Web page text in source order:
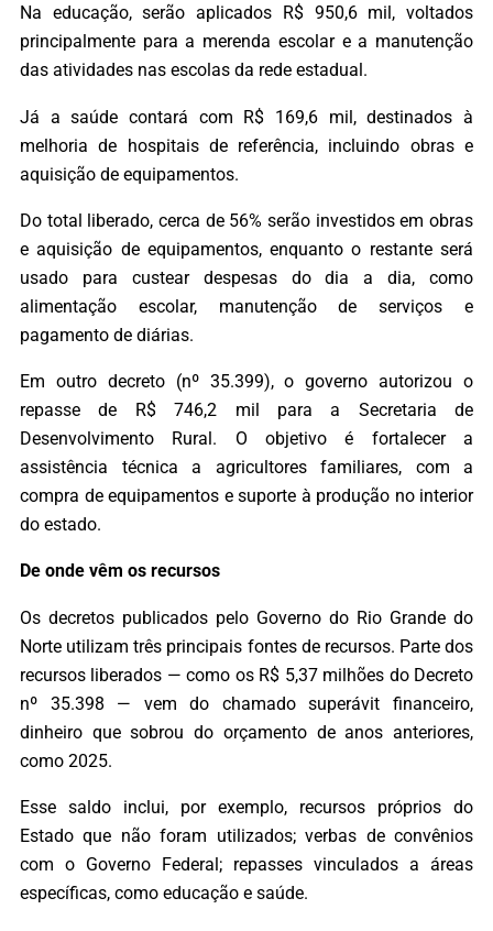
Na educação, serão aplicados R$ 950,6 mil, voltados
principalmente para a merenda escolar e a manutenção
das atividades nas escolas da rede estadual.
Já a saúde contará com R$ 169,6 mil, destinados à
melhoria de hospitais de referência, incluindo obras e
aquisição de equipamentos.
Do total liberado, cerca de 56% serão investidos em obras
e aquisição de equipamentos, enquanto o restante será
usado para custear despesas do dia a dia, como
alimentação escolar, manutenção de serviços e
pagamento de diárias.
Em outro decreto (nº 35.399), o governo autorizou o
repasse de R$ 746,2 mil para a Secretaria de
Desenvolvimento Rural. O objetivo é fortalecer a
assistência técnica a agricultores familiares, com a
compra de equipamentos e suporte à produção no interior
do estado.
De onde vêm os recursos
Os decretos publicados pelo Governo do Rio Grande do
Norte utilizam três principais fontes de recursos. Parte dos
recursos liberados — como os R$ 5,37 milhões do Decreto
nº 35.398 — vem do chamado superávit financeiro,
dinheiro que sobrou do orçamento de anos anteriores,
como 2025.
Esse saldo inclui, por exemplo, recursos próprios do
Estado que não foram utilizados; verbas de convênios
com o Governo Federal; repasses vinculados a áreas
específicas, como educação e saúde.